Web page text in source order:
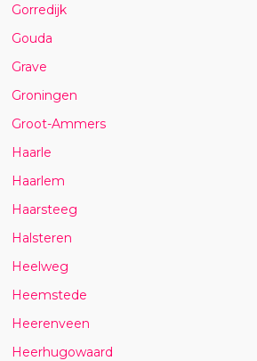
Gorredijk
Gouda
Grave
Groningen
Groot-Ammers
Haarle
Haarlem
Haarsteeg
Halsteren
Heelweg
Heemstede
Heerenveen
Heerhugowaard